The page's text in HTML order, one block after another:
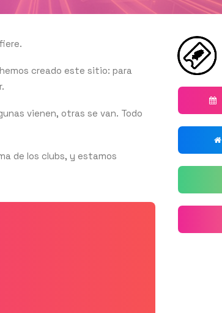
creado este sitio: para
vienen, otras se van. Todo
de los clubs, y estamos